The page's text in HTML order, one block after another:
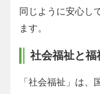
同じように安心し
ます。
社会福祉と福
「社会福祉」は